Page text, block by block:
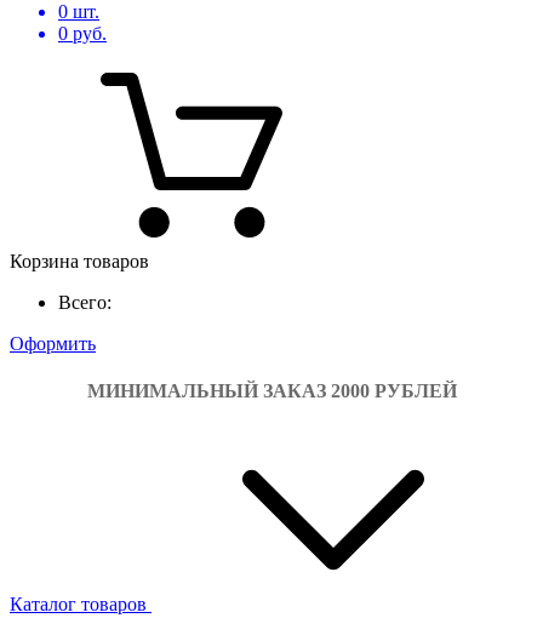
0 шт.
0 руб.
Корзина товаров
Всего:
Оформить
МИНИМАЛЬНЫЙ ЗАКАЗ 2000 РУБЛЕЙ
Каталог товаров